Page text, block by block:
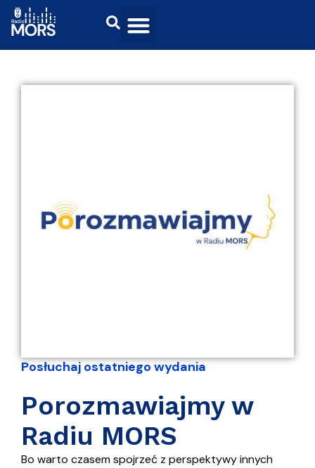
Posłuchaj ostatniego wydania
Porozmawiajmy w
Radiu MORS
Bo warto czasem spojrzeć z perspektywy innych